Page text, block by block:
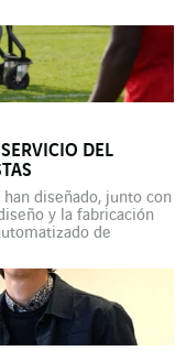
que hacer frente a
DEL
diseñado, junto con
y la fabricación
de
de futbolistas se
frente […]